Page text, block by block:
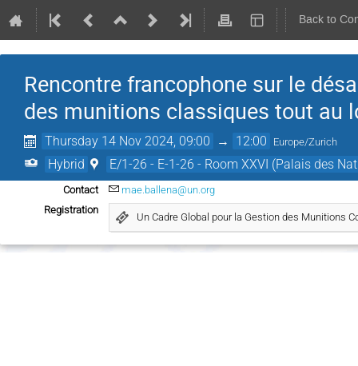
Back to
Rencontre francophone sur le
des munitions classiques tout au
Thursday 14 Nov 2024, 09:00 → 12:00 Europe/Zurich
Hybrid E/1-26 - E-1-26 - Room XXVI (Palais des
Contact
mae.ballena@un.org
Registration
Un Cadre Global pour la Gestion des Munitions